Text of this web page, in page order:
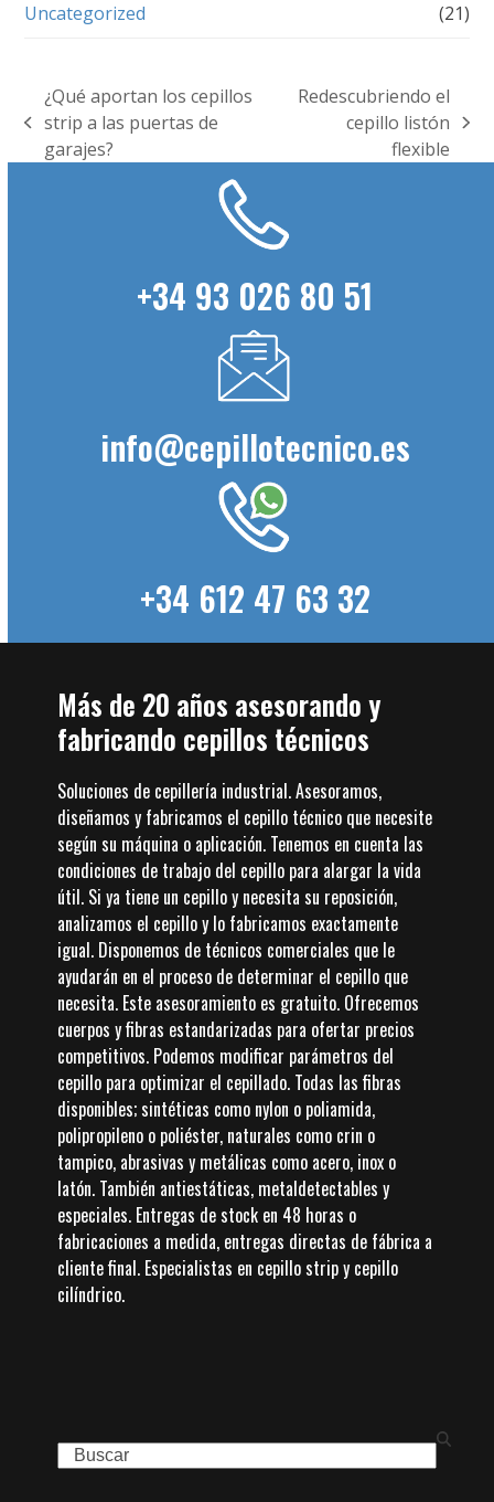
Uncategorized (21)
previous
post:
¿Qué aportan los cepillos
strip a las puertas de
garajes?
post:
Redescubriendo el
cepillo listón
flexible
+34 93 026 80 51
info@cepillotecnico.es
+34 612 47 63 32
Más de 20 años asesorando y
fabricando cepillos técnicos
Soluciones de cepillería industrial. Asesoramos,
diseñamos y fabricamos el cepillo técnico que necesite
según su máquina o aplicación. Tenemos en cuenta las
condiciones de trabajo del cepillo para alargar la vida
útil. Si ya tiene un cepillo y necesita su reposición,
analizamos el cepillo y lo fabricamos exactamente
igual. Disponemos de técnicos comerciales que le
ayudarán en el proceso de determinar el cepillo que
necesita. Este asesoramiento es gratuito. Ofrecemos
cuerpos y fibras estandarizadas para ofertar precios
competitivos. Podemos modificar parámetros del
cepillo para optimizar el cepillado. Todas las fibras
disponibles; sintéticas como nylon o poliamida,
polipropileno o poliéster, naturales como crin o
tampico, abrasivas y metálicas como acero, inox o
latón. También antiestáticas, metaldetectables y
especiales. Entregas de stock en 48 horas o
fabricaciones a medida, entregas directas de fábrica a
cliente final. Especialistas en cepillo strip y cepillo
cilíndrico.
Search